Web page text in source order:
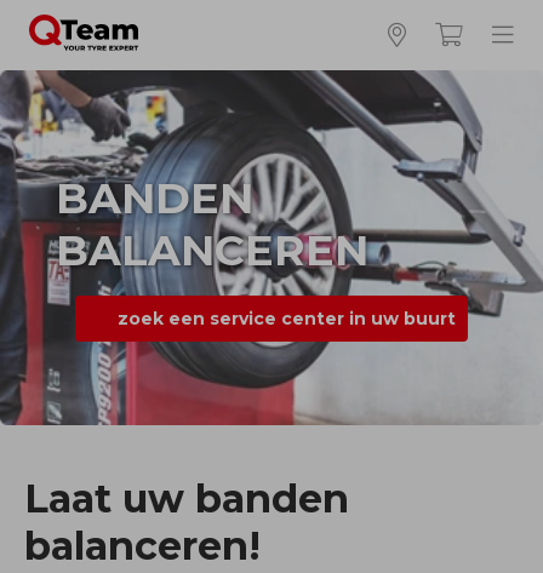
BANDEN
BALANCEREN
zoek een service center in uw buurt
Laat uw banden
balanceren!